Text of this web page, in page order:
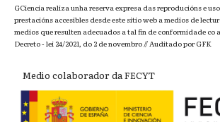
GCiencia realiza unha reserva expresa das reproducións e
prestacións accesibles desde este sitio web a medios de
medios que resulten adecuados a tal fin de conformidade co
Decreto - lei 24/2021, do 2 de novembro // Auditado por GFK
Medio colaborador da FECYT